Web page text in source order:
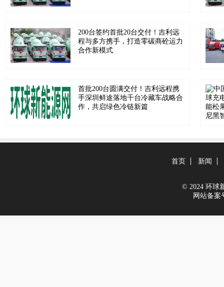
200台签约首批20台交付！吉利远
程与多方携手，打造零碳商砼运力
合作新模式
首批200台圆满交付！吉利远程携
手深圳鲜途落地千台冷藏车战略合
作，共启绿色冷链新篇
首页 新闻
© 2024 环球
网站备案